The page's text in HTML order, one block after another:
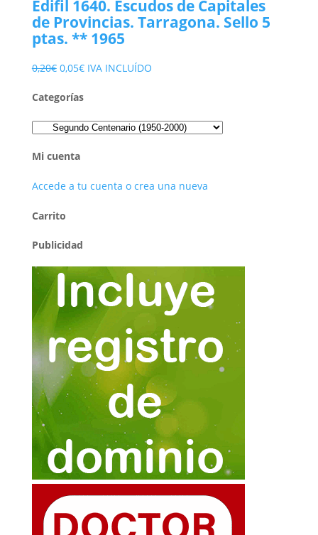
Edifil 1640. Escudos de Capitales
de Provincias. Tarragona. Sello 5
ptas. ** 1965
0,20€ El
original
0,20€.
0,05€El
actual
0,05€.
IVA INCLUÍDO
Categorías
Mi cuenta
Accede a tu cuenta o crea una nueva
Carrito
Publicidad